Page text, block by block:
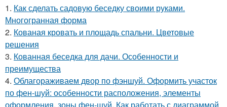
1. Как сделать садовую беседку своими руками.
Многогранная форма
2. Кованая кровать и площадь спальни. Цветовые
решения
3. Кованная беседка для дачи. Особенности и
преимущества
4. Облагораживаем двор по фэншуй. Оформить участок
по фен-шуй: особенности расположения, элементы
оформления, зоны фен-шуй. Как работать с диаграммой